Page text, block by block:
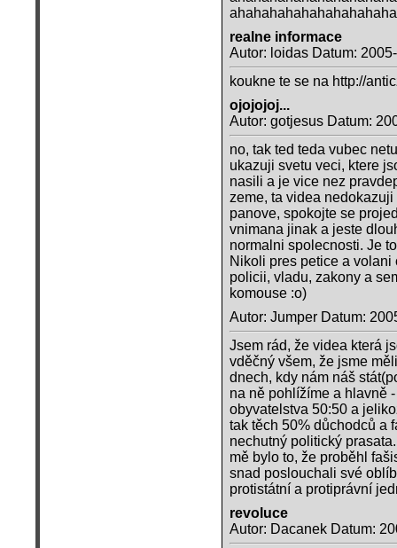
realne informace
Autor: loidas Datum:
koukne te se na http://
ojojojoj...
Autor: gotjesus Datum:
no, tak ted teda vubec
ukazuji svetu veci, ktere
nasili a je vice nez
zeme, ta videa
panove, spokojte se
vnimana jinak a jeste
normalni spolecnosti. Je
Nikoli pres petice a
policii, vladu, zakony a
komouse :o)
Autor: Jumper Datum:
Jsem rád, že videa která
vděčný všem, že jsme
dnech, kdy nám náš
na ně pohlížíme a hlavně
obyvatelstva 50:50 a
tak těch 50% důchodců a
nechutný politický
mě bylo to, že proběhl
snad poslouchali své
protistátní a protiprávní
revoluce
Autor: Dacanek Datum: